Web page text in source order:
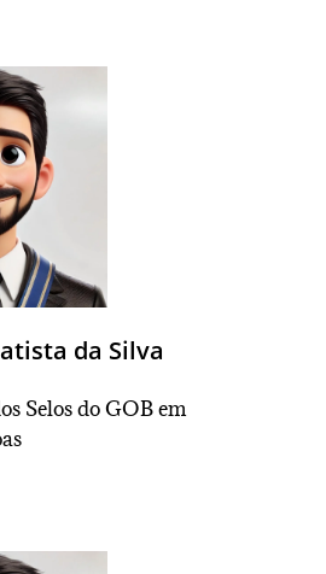
da Silva
Selos do GOB em